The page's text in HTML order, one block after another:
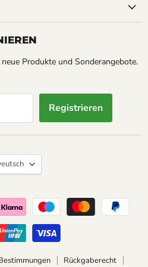
Produkte und Sonderangebote.
Registrieren
Rückgaberecht